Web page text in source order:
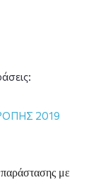
2019
με